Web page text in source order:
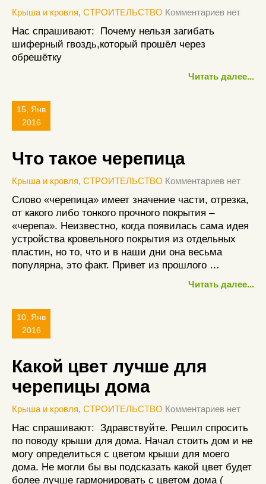
Крыша и кровля, СТРОИТЕЛЬСТВО Комментариев нет
Нас спрашивают: Почему нельзя загибать
шиферный гвоздь,который прошёл через
обрешётку
Читать далее...
15, Янв
2016
Что такое черепица
Крыша и кровля, СТРОИТЕЛЬСТВО Комментариев нет
Слово «черепица» имеет значение части, отрезка,
от какого либо тонкого прочного покрытия –
«черепа». Неизвестно, когда появилась сама идея
устройства кровельного покрытия из отдельных
пластин, но то, что и в наши дни она весьма
популярна, это факт. Привет из прошлого …
Читать далее...
10, Янв
2016
Какой цвет лучше для
черепицы дома
Крыша и кровля, СТРОИТЕЛЬСТВО Комментариев нет
Нас спрашивают: Здравствуйте. Решил спросить
по поводу крыши для дома. Начал стоить дом и не
могу определиться с цветом крыши для моего
дома. Не могли бы вы подсказать какой цвет будет
более лучше гармонировать с цветом дома (